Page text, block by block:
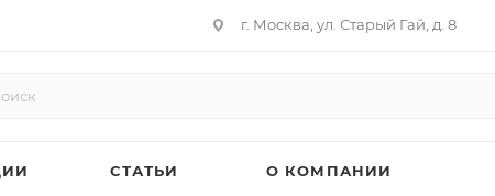
г. Москва, ул. Старый Гай, д. 8
СТАТЬИ О КОМПАНИИ